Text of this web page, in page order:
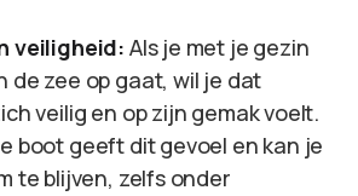
veiligheid: Als je met je gezin
de zee op gaat, wil je dat
veilig en op zijn gemak voelt.
boot geeft dit gevoel en kan je
te blijven, zelfs onder